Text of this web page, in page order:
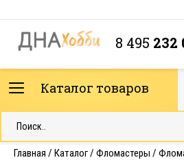
8 495 232
Каталог товаров
Главная / Каталог/ Фломастеры /